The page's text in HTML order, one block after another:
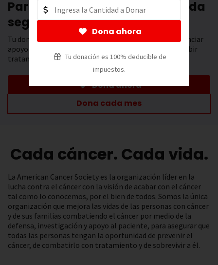
Dona ahora
Tu donación es 100% deducible de
impuestos.
Para acabar con el cáncer, cada
segundo cuenta.
Tu donación tiene el poder de salvar vidas. Ayuda a financiar
apoyo 24/7, hospedaje y transporte gratuitos para recibir
tratamiento.
Dona ahora
Dona cada mes
Cada cáncer. Cada vida.
La American Cancer Society es la organización líder en la
lucha contra el cáncer con la visión de acabar con el cáncer
tal como lo conocemos, por el bien de todos. Somos la única
organización que mejora las vidas de las personas con cáncer
y de sus familias combatiendo el cáncer por medio de la
defensa, investigación y apoyo al paciente, para asegurar que
todas las personas tengan la oportunidad de prevenir el
cáncer, de combatirlo con tratamiento y de sobrevivir a él.